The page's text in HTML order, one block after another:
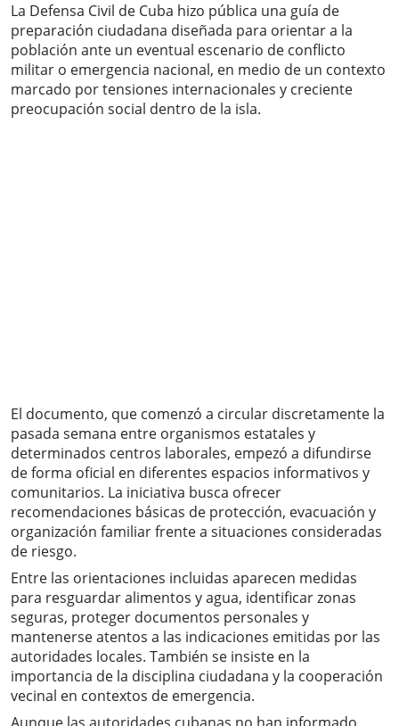
La Defensa Civil de Cuba hizo pública una guía de
preparación ciudadana diseñada para orientar a la
población ante un eventual escenario de conflicto
militar o emergencia nacional, en medio de un contexto
marcado por tensiones internacionales y creciente
preocupación social dentro de la isla.
El documento, que comenzó a circular discretamente la
pasada semana entre organismos estatales y
determinados centros laborales, empezó a difundirse
de forma oficial en diferentes espacios informativos y
comunitarios. La iniciativa busca ofrecer
recomendaciones básicas de protección, evacuación y
organización familiar frente a situaciones consideradas
de riesgo.
Entre las orientaciones incluidas aparecen medidas
para resguardar alimentos y agua, identificar zonas
seguras, proteger documentos personales y
mantenerse atentos a las indicaciones emitidas por las
autoridades locales. También se insiste en la
importancia de la disciplina ciudadana y la cooperación
vecinal en contextos de emergencia.